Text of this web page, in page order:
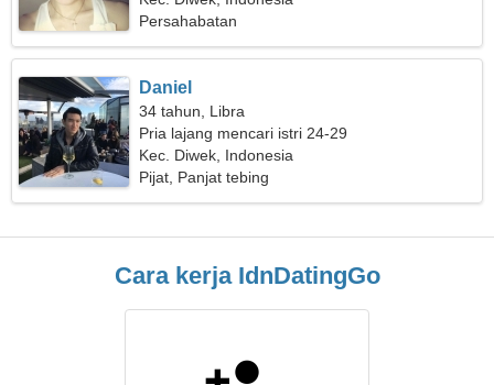
Persahabatan
Daniel
34 tahun, Libra
Pria lajang mencari istri 24-29
Kec. Diwek, Indonesia
Pijat, Panjat tebing
Cara kerja IdnDatingGo